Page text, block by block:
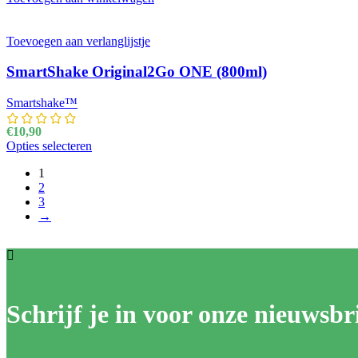
Toevoegen aan verlanglijstje
SmartShake Original2Go ONE (800ml)
Smartshake™
€10,90
Opties selecteren
1
2
3
→
Schrijf je in voor onze